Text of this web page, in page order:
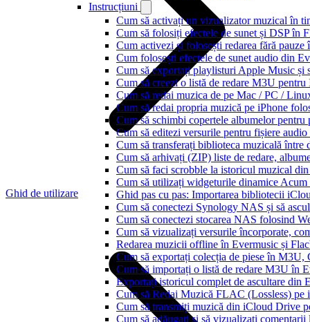
Instrucțiuni
Cum să activați un vizualizator muzical în
Cum să folosiți efectele de sunet și DSP în
Cum activezi și folosești redarea fără pauze
Cum folosești efectele de sunet audio din
Cum să exportați playlisturi Apple Music și
Cum să creezi o listă de redare M3U
Cum să redai muzica de pe Mac / PC /
Cum să redai propria muzică pe iPhone
Cum să schimbi copertele albumelor
Cum să editezi versurile pentru fișiere
Cum să transferați biblioteca muzicală
Cum să arhivați (ZIP) liste de redare,
Cum să faci scrobble la istoricul muzical
Cum să utilizați widgeturile dinamice
Ghid pas cu pas: Importarea bibliotecii
Cum să conectezi Synology NAS și să
Cum să conectezi stocarea NAS folosind
Cum să vizualizați versurile încorporate,
Redarea muzicii offline în Evermusic și
Cum să exportați colecția de piese în
Cum să importați o listă de redare M3U în
Exportați istoricul complet de ascultare din
Cum să Redai Muzică FLAC (Lossless) pe
Cum să transmiți muzică din iCloud Drive
Cum să adăugați și să vizualizați
Ghid de utilizare